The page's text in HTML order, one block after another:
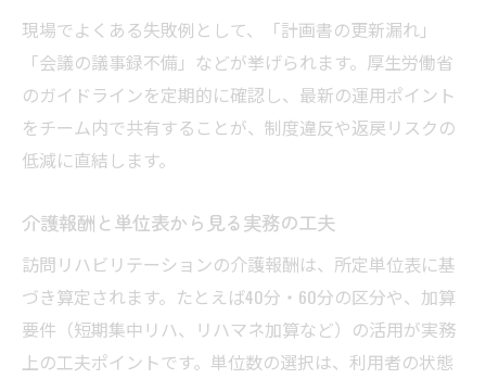
現場でよくある失敗例として、「計画書の更新漏れ」
「会議の議事録不備」などが挙げられます。厚生労働省
のガイドラインを定期的に確認し、最新の運用ポイント
をチーム内で共有することが、制度違反や返戻リスクの
低減に直結します。
介護報酬と単位表から見る実務の工夫
訪問リハビリテーションの介護報酬は、所定単位表に基
づき算定されます。たとえば40分・60分の区分や、加算
要件（短期集中リハ、リハマネ加算など）の活用が実務
上の工夫ポイントです。単位数の選択は、利用者の状態